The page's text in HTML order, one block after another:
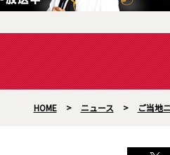
HOME > ニュース > ご当地